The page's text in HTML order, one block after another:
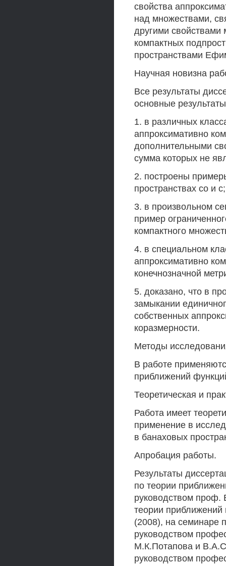
свойства
над множествами,
другими свойствами
компактных
пространствами
Научная новизна
Все результаты
основные
1. в различных
аппроксимативно
дополнительными
сумма которых не
2. построены
пространствах со и с;
3. в произвольном
пример
компактного
4. в специальном
аппроксимативно
конечнозначной
5. доказано, что в
замыкании
собственных
коразмерности.
Методы
В работе
приближений
Теоретическая и
Работа имеет
применение в
в банаховых
Апробация работы.
Результаты
по теории
руководством проф.
теории
(2008), на семинаре
руководством
М.К.Потапова и
руководством